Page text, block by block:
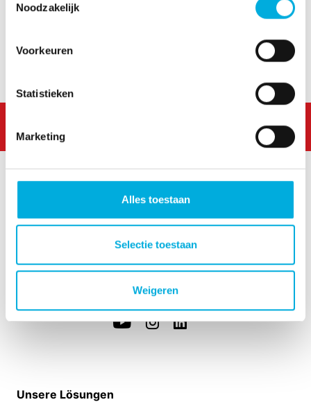
Noodzakelijk
Voorkeuren
Statistieken
Marketing
Alles toestaan
Selectie toestaan
Weigeren
Contact
3131 HX Vlaardingen
info@hoogendoorn.com
+31 (0)10 - 460 80 80
Unsere Lösungen